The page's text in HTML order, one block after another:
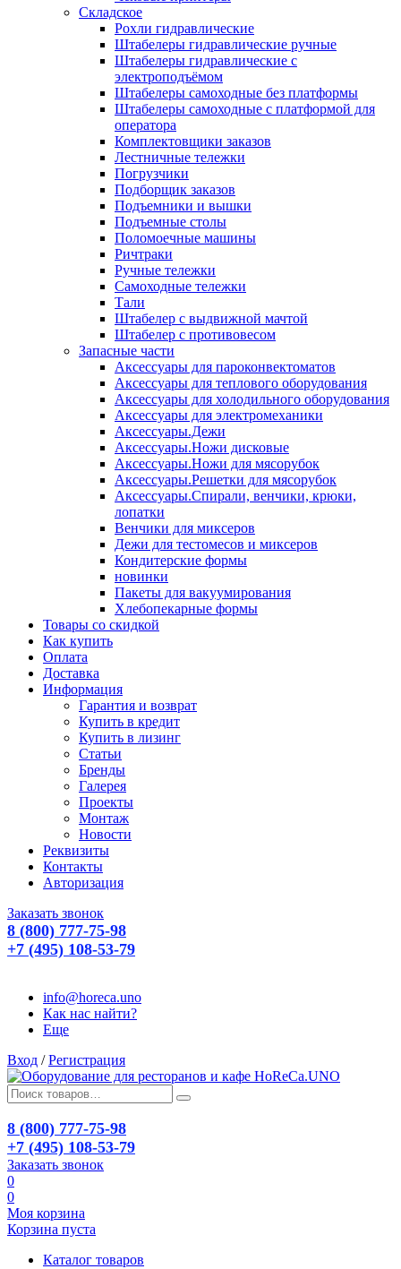
Складское
Рохли гидравлические
Штабелеры гидравлические ручные
Штабелеры гидравлические с
электроподъёмом
Штабелеры самоходные без платформы
Штабелеры самоходные с платформой для
оператора
Комплектовщики заказов
Лестничные тележки
Погрузчики
Подборщик заказов
Подъемники и вышки
Подъемные столы
Поломоечные машины
Ричтраки
Ручные тележки
Самоходные тележки
Тали
Штабелер с выдвижной мачтой
Штабелер с противовесом
Запасные части
Аксессуары для пароконвектоматов
Аксессуары для теплового оборудования
Аксессуары для холодильного оборудования
Аксессуары для электромеханики
Аксессуары.Дежи
Аксессуары.Ножи дисковые
Аксессуары.Ножи для мясорубок
Аксессуары.Решетки для мясорубок
Аксессуары.Спирали, венчики, крюки,
лопатки
Венчики для миксеров
Дежи для тестомесов и миксеров
Кондитерские формы
новинки
Пакеты для вакуумирования
Хлебопекарные формы
Товары со скидкой
Как купить
Оплата
Доставка
Информация
Гарантия и возврат
Купить в кредит
Купить в лизинг
Статьи
Бренды
Галерея
Проекты
Монтаж
Новости
Реквизиты
Контакты
Авторизация
Заказать звонок
8 (800) 777-75-98
+7 (495) 108-53-79
info@horeca.uno
Как нас найти?
Еще
Вход / Регистрация
8 (800) 777-75-98
+7 (495) 108-53-79
Заказать звонок
0
0
Моя корзина
Корзина пуста
Каталог товаров